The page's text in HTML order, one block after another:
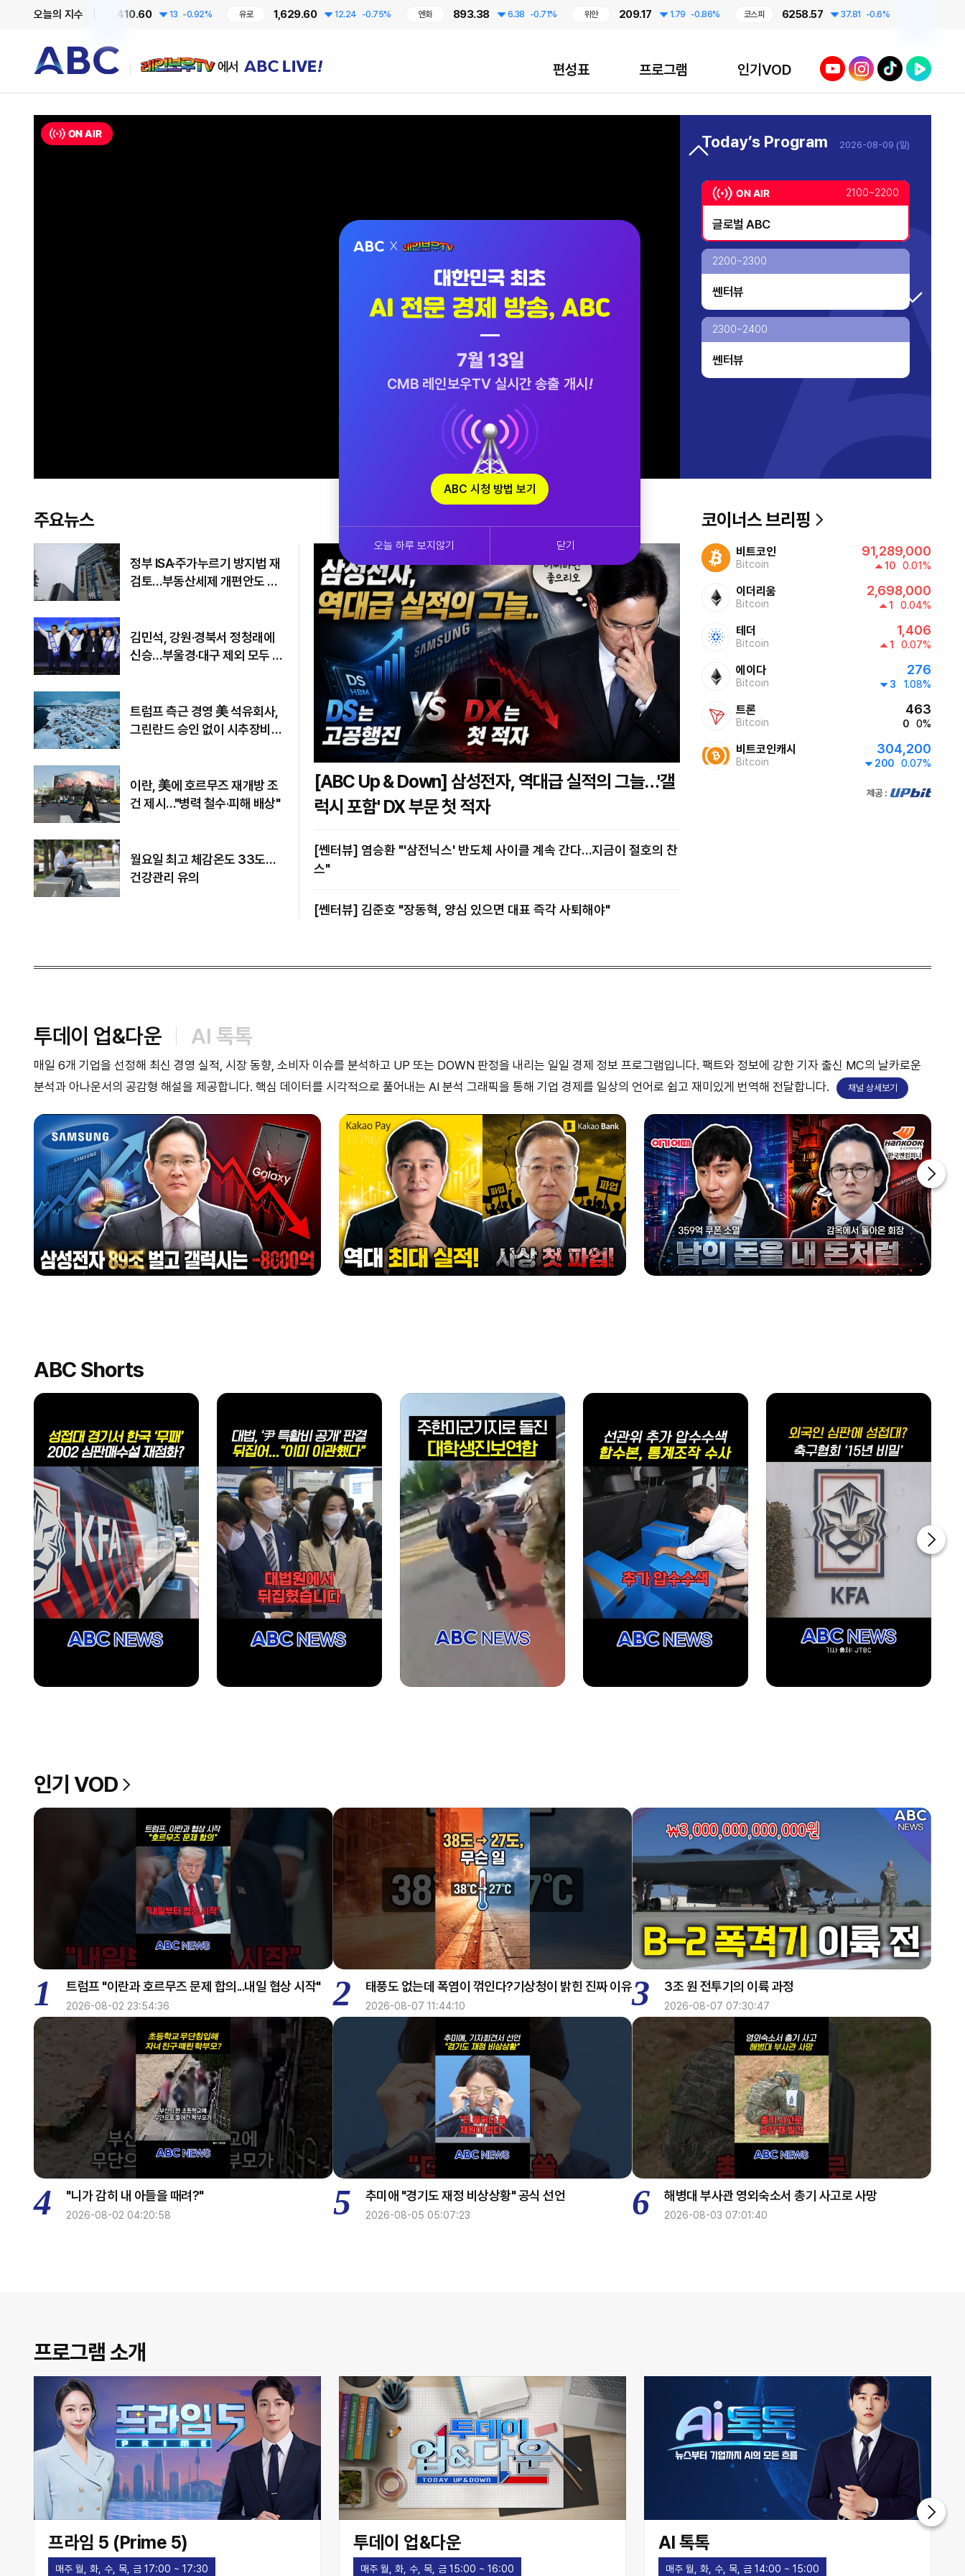
오늘의 지수
달러 1,410.60 13 -0.92% 1,629.60 12.24 -0.75% 893.38 6.38 -0.71% 209.17 1.79 -0.86% 코스피 6258.57 37.81 -0.6% 코스닥
레인보우TV에서 ABC LIVE! 편성표 프로그램
투데이 업&다운
대한민국 리더에게 묻는다
인기VOD
유튜브 인스타그램
틱톡 네이버TV
ON AIR
Today’s Program 2026-08-09 (일)
투데이 업&다운 mini
2100~2200
글로벌 ABC
2200~2300
쎈터뷰
2300~2400
쎈터뷰
주요뉴스
[ABC Up & Down] 삼성전자, 역대급 실적의 그늘…'갤
럭시 포함' DX 부문 첫 적자
[쎈터뷰] 염승환 "'삼전닉스' 반도체 사이클 계속 간다…지금이 절호의 찬
스"
[쎈터뷰] 김준호 "장동혁, 양심 있으면 대표 즉각 사퇴해야"
정부 ISA·주가누르기 방지법 재
검토…부동산세제 개편안도 손
김민석, 강원·경북서 정청래에
신승…부울경·대구 제외 모두 웃
트럼프 측근 경영 美 석유회사,
그린란드 승인 없이 시추장비
이란, 美에 호르무즈 재개방 조
건 제시…"병력 철수·피해 배상"
월요일 최고 체감온도 33도…
건강관리 유의
코이너스 브리핑
비트코인
Bitcoin
91,289,000
10 0.01%
이더리움
Bitcoin
2,698,000
1 0.04%
테더
Bitcoin
1,406
1 0.07%
에이다
Bitcoin
276
3 1.08%
트론
Bitcoin
463
0 0%
비트코인캐시
Bitcoin
304,200
200 0.07%
제공:UPbit
투데이 업&다운 AI 톡톡
매일 6개 기업을 선정해 최신 경영 실적, 시장 동향, 소비자 이슈를 분석하고 UP 또는 DOWN 판정을 내리는 일일 경제 정보 프로그램입니다. 팩트와 정보에 강한 기자 출신 MC의 날카로운
분석과 아나운서의 공감형 해설을 제공합니다. 핵심 데이터를 시각적으로 풀어내는 AI 분석 그래픽을 통해 기업 경제를 일상의 언어로 쉽고 재미있게 번역해 전달합니다.
채널 상세보기
ABC Shorts
인기 VOD
1 트럼프 "이란과 호르무즈 문제 합의...내일 협상 시작"
2026-08-02 23:54:36 2 태풍도 없는데 폭염이 꺾인다?기상청이 밝힌 진짜 이유
2026-08-07 11:44:10 3 3조 원 전투기의 이륙 과정
2026-08-07 07:30:47
4 "니가 감히 내 아들을 때려?"
2026-08-02 04:20:58 5 추미애 "경기도 재정 비상상황" 공식 선언
2026-08-05 05:07:23 6 해병대 부사관 영외숙소서 총기 사고로 사망
2026-08-03 07:01:40
프로그램 소개
프라임 5 (Prime 5)
매주 월, 화, 수, 목, 금 17:00 ~ 17:30
투데이 업&다운
매주 월, 화, 수, 목, 금 15:00 ~ 16:00
AI 톡톡
매주 월, 화, 수, 목, 금 14:00 ~ 15:00
대한민국 최초 AI 전문 경제 방송, ABC / 7월 13일 CMB 레인보우TV 실시간 송출 개시!
ABC 시청 방법 보기
오늘 하루 보지않기 닫기